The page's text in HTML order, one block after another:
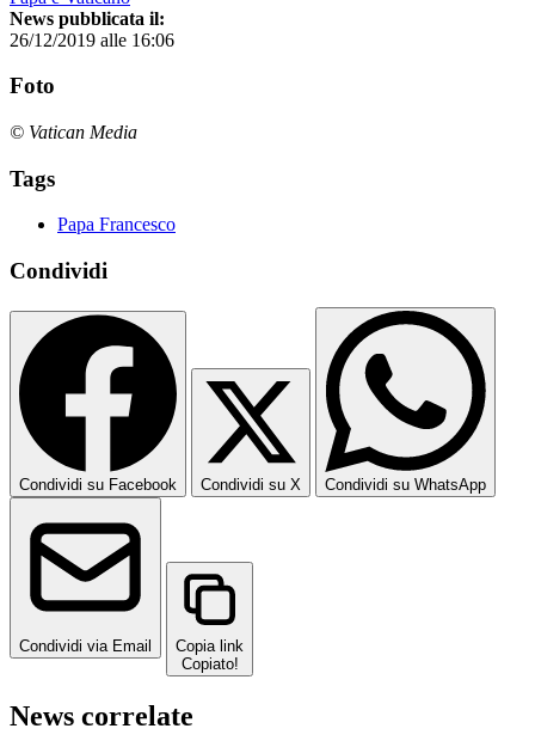
News pubblicata il:
26/12/2019 alle 16:06
Foto
© Vatican Media
Tags
Papa Francesco
Condividi
Condividi su Facebook Condividi su X Condividi su WhatsApp
Condividi via Email
Copia link
Copiato!
News correlate